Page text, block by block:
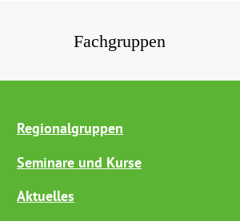
Fachgruppen
Regionalgruppen
Seminare und Kurse
Aktuelles